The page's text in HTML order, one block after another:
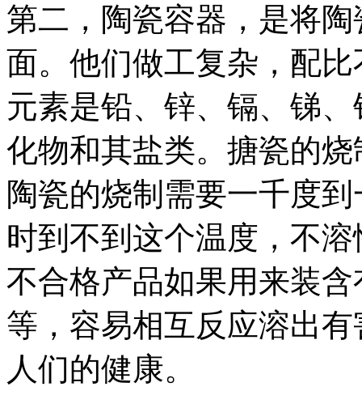
第二，陶瓷容器，是将
面。他们做工复杂，配
元素是铅、锌、镉、锑
化物和其盐类。搪瓷的
陶瓷的烧制需要一千度
时到不到这个温度，不
不合格产品如果用来装
等，容易相互反应溶出
人们的健康。